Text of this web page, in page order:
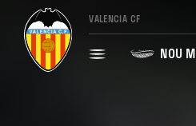
VALENCIA CF
NOU